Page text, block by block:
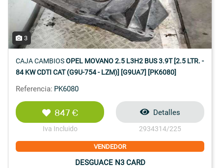
3
CAJA CAMBIOSOPEL MOVANO 2.5 L3H2 BUS 3.9T [2.5 LTR. -
84 KW CDTI CAT (G9U-754 - LZM)] [G9UA7] [PK6080]
Referencia: PK6080
847 €
Iva Incluido
Detalles
2934314/225
VENDEDOR
DESGUACE N3 CARD